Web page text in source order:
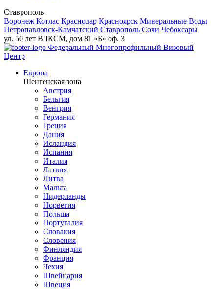
Ставрополь
Воронеж Котлас Краснодар Красноярск Минеральные Воды
Петропавловск-Камчатский Ставрополь Сочи Чебоксары
ул. 50 лет ВЛКСМ, дом 81 «Б» оф. 3
Федеральный Многопрофильный Визовый
Центр
Европа
Шенгенская зона
Австрия
Бельгия
Венгрия
Германия
Греция
Дания
Исландия
Испания
Италия
Латвия
Литва
Мальта
Нидерланды
Норвегия
Польша
Португалия
Словакия
Словения
Финляндия
Франция
Чехия
Швейцария
Швеция